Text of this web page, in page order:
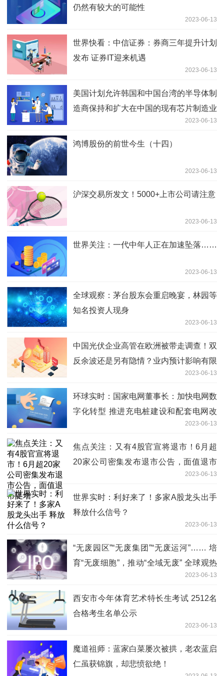
仍然有较大的可能性
2023-06-13
世界快看：中信证券：券商三年提升计划
发布 证券IT迎来机遇
2023-06-13
美国计划允许韩国和中国台湾的半导体制
造商保持和扩大在中国的现有芯片制造业
2023-06-13
鸿博股份的前世今生（十四）
2023-06-13
沪深交易所发文！5000+上市公司请注意
2023-06-13
世界关注：一代中年人正在加速坠落……
2023-06-13
全球观察：茅台股东会重启晚宴，林园等
知名投资人现身
2023-06-13
中国光伏企业高管在欧洲被带走调查！双
反余波还是另有隐情？业内预计影响有限
2023-06-13
环球实时：国家电网董事长：加快电网数
字化转型 推进充电桩建设和配套电网改
2023-06-13
焦点关注：又有4股官宣将退市！6月超
20家公司密集发布退市公告，面值退市
2023-06-13
世界实时：利好来了！多家A股龙头出手
释放什么信号？
2023-06-13
“无废园区”“无废集团”“无废运河”…… 培
育“无废细胞”，推动“全域无废” 全球观热
2023-06-13
西安市今年体育艺术特长生考试 2512名
合格考生名单公示
2023-06-13
魔道祖师：蓝家白菜屡次被拱，老农蓝启
仁虽获锦旗，却悲愤欲绝！